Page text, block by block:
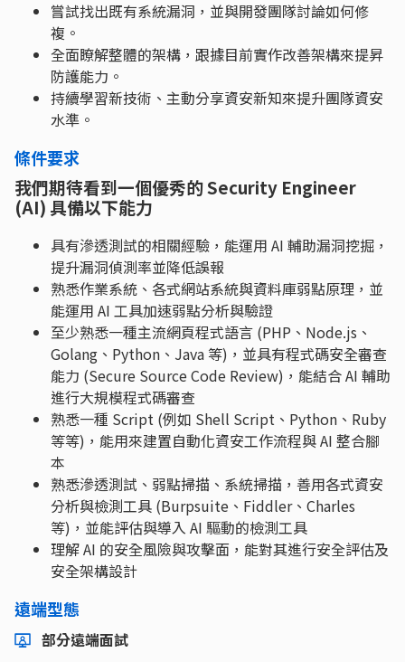
嘗試找出既有系統漏洞，並與開發團隊討論如何修
複。
全面瞭解整體的架構，跟據目前實作改善架構來提昇
防護能力。
持續學習新技術、主動分享資安新知來提升團隊資安
水準。
條件要求
我們期待看到一個優秀的 Security Engineer
(AI) 具備以下能力
具有滲透測試的相關經驗，能運用 AI 輔助漏洞挖掘，
提升漏洞偵測率並降低誤報
熟悉作業系統、各式網站系統與資料庫弱點原理，並
能運用 AI 工具加速弱點分析與驗證
至少熟悉一種主流網頁程式語言 (PHP、Node.js、
Golang、Python、Java 等)，並具有程式碼安全審查
能力 (Secure Source Code Review)，能結合 AI 輔助
進行大規模程式碼審查
熟悉一種 Script (例如 Shell Script、Python、Ruby
等等)，能用來建置自動化資安工作流程與 AI 整合腳
本
熟悉滲透測試、弱點掃描、系統掃描，善用各式資安
分析與檢測工具 (Burpsuite、Fiddler、Charles
等)，並能評估與導入 AI 驅動的檢測工具
理解 AI 的安全風險與攻擊面，能對其進行安全評估及
安全架構設計
遠端型態
部分遠端面試